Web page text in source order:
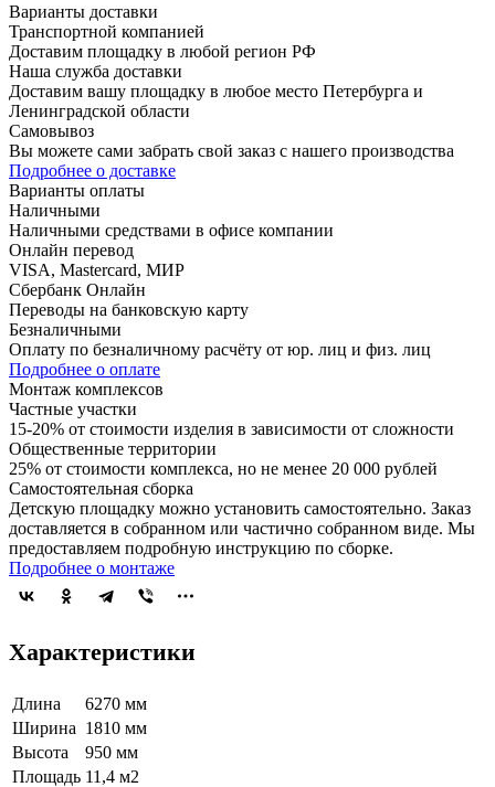
Варианты доставки
Транспортной компанией
Доставим площадку в любой регион РФ
Наша служба доставки
Доставим вашу площадку в любое место Петербурга и
Ленинградской области
Самовывоз
Вы можете сами забрать свой заказ с нашего производства
Подробнее о доставке
Варианты оплаты
Наличными
Наличными средствами в офисе компании
Онлайн перевод
VISA, Mastercard, МИР
Сбербанк Онлайн
Переводы на банковскую карту
Безналичными
Оплату по безналичному расчёту от юр. лиц и физ. лиц
Подробнее о оплате
Монтаж комплексов
Частные участки
15-20% от стоимости изделия в зависимости от сложности
Общественные территории
25% от стоимости комплекса, но не менее 20 000 рублей
Самостоятельная сборка
Детскую площадку можно установить самостоятельно. Заказ
доставляется в собранном или частично собранном виде. Мы
предоставляем подробную инструкцию по сборке.
Подробнее о монтаже
Характеристики
Длина
6270 мм
Ширина 1810 мм
Высота
950 мм
Площадь 11,4 м2